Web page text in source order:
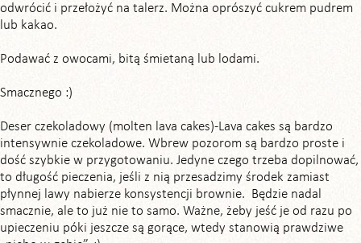
odwrócić i przełożyć na talerz. Można oprószyć cukrem pudrem
lub kakao.
Podawać z owocami, bitą śmietaną lub lodami.
Smacznego :)
Deser czekoladowy (molten lava cakes)-Lava cakes są bardzo
intensywnie czekoladowe. Wbrew pozorom są bardzo proste i
dość szybkie w przygotowaniu. Jedyne czego trzeba dopilnować,
to długość pieczenia, jeśli z nią przesadzimy środek zamiast
płynnej lawy nabierze konsystencji brownie. Będzie nadal
smacznie, ale to już nie to samo. Ważne, żeby jeść je od razu po
upieczeniu póki jeszcze są gorące, wtedy stanowią prawdziwe